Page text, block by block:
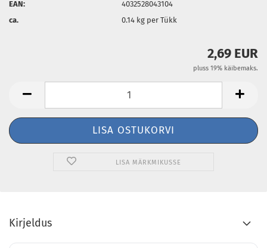
EAN:
4032528043104
ca.
0.14 kg per Tükk
2,69 EUR
pluss 19% käibemaks.
LISA MÄRKMIKUSSE
Kirjeldus